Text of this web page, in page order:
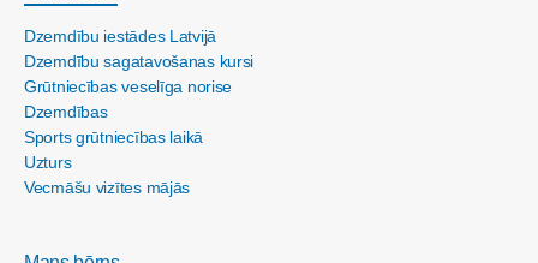
Dzemdību iestādes Latvijā
Dzemdību sagatavošanas kursi
Grūtniecības veselīga norise
Dzemdības
Sports grūtniecības laikā
Uzturs
Vecmāšu vizītes mājās